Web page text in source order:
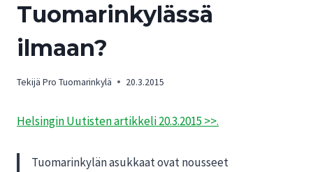
Tuomarinkylässä
ilmaan?
Tekijä Pro Tuomarinkylä 20.3.2015
Helsingin Uutisten artikkeli 20.3.2015 >>.
Tuomarinkylän asukkaat ovat nousseet